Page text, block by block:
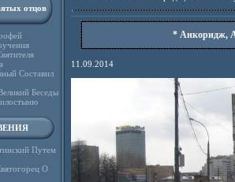
отцов
Составил
Беседы
Путем
О
* Анкоридж,
11.09.2014